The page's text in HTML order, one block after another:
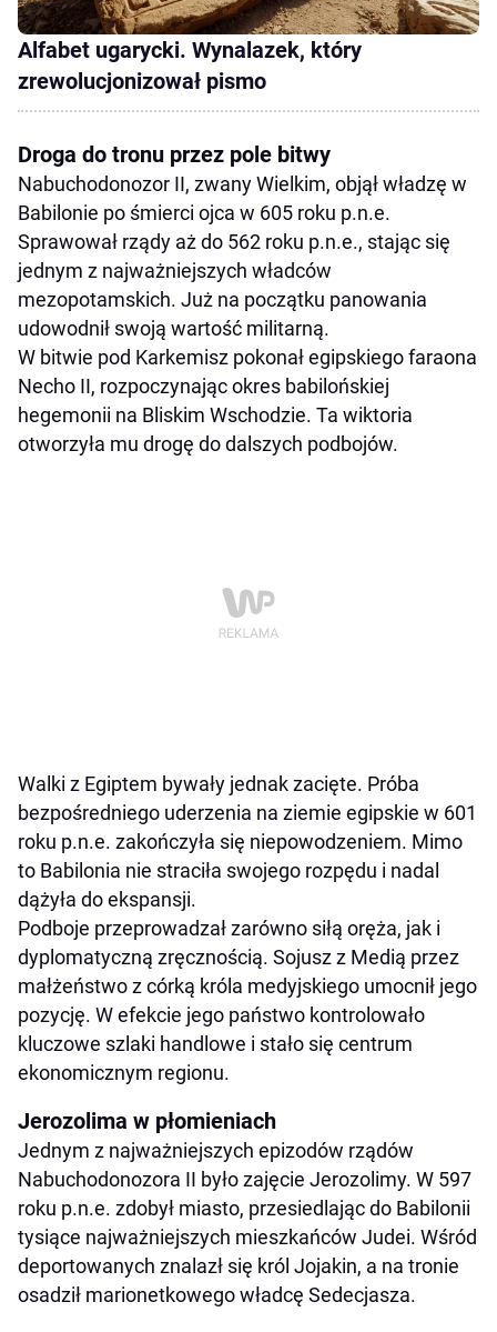
Alfabet ugarycki. Wynalazek, który
zrewolucjonizował pismo
Droga do tronu przez pole bitwy
Nabuchodonozor II, zwany Wielkim, objął władzę w
Babilonie po śmierci ojca w 605 roku p.n.e.
Sprawował rządy aż do 562 roku p.n.e., stając się
jednym z najważniejszych władców
mezopotamskich. Już na początku panowania
udowodnił swoją wartość militarną.
W bitwie pod Karkemisz pokonał egipskiego faraona
Necho II, rozpoczynając okres babilońskiej
hegemonii na Bliskim Wschodzie. Ta wiktoria
otworzyła mu drogę do dalszych podbojów.
Walki z Egiptem bywały jednak zacięte. Próba
bezpośredniego uderzenia na ziemie egipskie w 601
roku p.n.e. zakończyła się niepowodzeniem. Mimo
to Babilonia nie straciła swojego rozpędu i nadal
dążyła do ekspansji.
Podboje przeprowadzał zarówno siłą oręża, jak i
dyplomatyczną zręcznością. Sojusz z Medią przez
małżeństwo z córką króla medyjskiego umocnił jego
pozycję. W efekcie jego państwo kontrolowało
kluczowe szlaki handlowe i stało się centrum
ekonomicznym regionu.
Jerozolima w płomieniach
Jednym z najważniejszych epizodów rządów
Nabuchodonozora II było zajęcie Jerozolimy. W 597
roku p.n.e. zdobył miasto, przesiedlając do Babilonii
tysiące najważniejszych mieszkańców Judei. Wśród
deportowanych znalazł się król Jojakin, a na tronie
osadził marionetkowego władcę Sedecjasza.